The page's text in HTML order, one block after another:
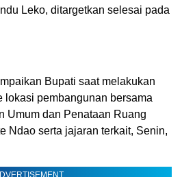
Leko, ditargetkan selesai pada
Bupati saat melakukan
lokasi pembangunan bersama
Umum dan Penataan Ruang
Ndao serta jajaran terkait, Senin,